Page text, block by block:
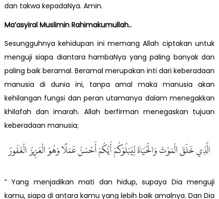
dan takwa kepadaNya. Amin.
Ma’asyiral Muslimin Rahimakumullah..
Sesungguhnya kehidupan ini memang Allah ciptakan untuk
menguji siapa diantara hambaNya yang paling banyak dan
paling baik beramal. Beramal merupakan inti dari keberadaan
manusia di dunia ini, tanpa amal maka manusia akan
kehilangan fungsi dan peran utamanya dalam menegakkan
khilafah dan imarah. Allah berfirman menegaskan tujuan
keberadaan manusia;
” Yang menjadikan mati dan hidup, supaya Dia menguji
kamu, siapa di antara kamu yang lebih baik amalnya. Dan Dia